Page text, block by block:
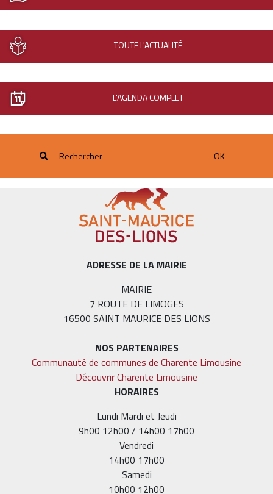
TOUTE L'ACTUALITÉ
L'AGENDA COMPLET
OK
ADRESSE DE LA MAIRIE
MAIRIE
7 ROUTE DE LIMOGES
16500 SAINT MAURICE DES LIONS
NOS PARTENAIRES
Communauté de communes de Charente Limousine
Découvrir Charente Limousine
HORAIRES
Lundi Mardi et Jeudi
9h00 12h00 / 14h00 17h00
Vendredi
14h00 17h00
Samedi
10h00 12h00